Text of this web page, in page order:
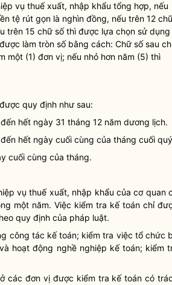
vụ thuế xuất, nhập khẩu tổng hợp, nếu
tệ rút gọn là nghìn đồng, nếu trên 12
trên 15 chữ số thì được lựa chọn sử dụng
làm tròn số bằng cách: Chữ số sau
một (1) đơn vị; nếu nhỏ hơn năm (5) thì
quy định như sau:
hết ngày 31 tháng 12 năm dương lịch.
hết ngày cuối cùng của tháng cuối
cuối cùng của tháng.
vụ thuế xuất, nhập khẩu của cơ quan
một năm. Việc kiểm tra kế toán chỉ
quy định của pháp luật.
công tác kế toán; kiểm tra việc tổ chức
hoạt động nghề nghiệp kế toán; kiểm
các đơn vị được kiểm tra kế toán có